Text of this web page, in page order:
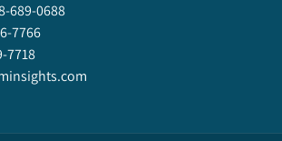
689-0688
7766
7718